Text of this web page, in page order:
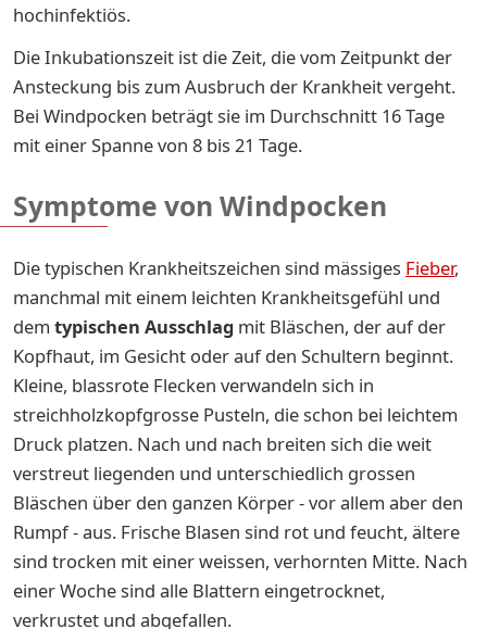
hochinfektiös.
Die Inkubationszeit ist die Zeit, die vom Zeitpunkt der
Ansteckung bis zum Ausbruch der Krankheit vergeht.
Bei Windpocken beträgt sie im Durchschnitt 16 Tage
mit einer Spanne von 8 bis 21 Tage.
Symptome von Windpocken
Die typischen Krankheitszeichen sind mässiges Fieber,
manchmal mit einem leichten Krankheitsgefühl und
dem typischen Ausschlag mit Bläschen, der auf der
Kopfhaut, im Gesicht oder auf den Schultern beginnt.
Kleine, blassrote Flecken verwandeln sich in
streichholzkopfgrosse Pusteln, die schon bei leichtem
Druck platzen. Nach und nach breiten sich die weit
verstreut liegenden und unterschiedlich grossen
Bläschen über den ganzen Körper - vor allem aber den
Rumpf - aus. Frische Blasen sind rot und feucht, ältere
sind trocken mit einer weissen, verhornten Mitte. Nach
einer Woche sind alle Blattern eingetrocknet,
verkrustet und abgefallen.